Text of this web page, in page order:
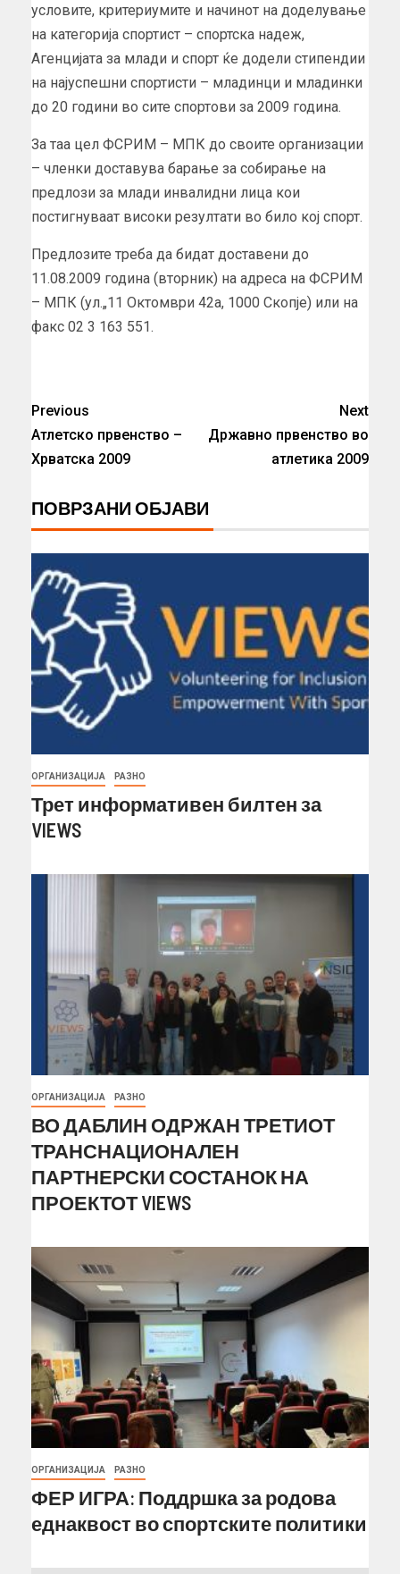
условите, критериумите и начинот на доделување
на категорија спортист – спортска надеж,
Агенцијата за млади и спорт ќе додели стипендии
на најуспешни спортисти – младинци и младинки
до 20 години во сите спортови за 2009 година.
За таа цел ФСРИМ – МПК до своите организации
– членки доставува барање за собирање на
предлози за млади инвалидни лица кои
постигнуваат високи резултати во било кој спорт.
Предлозите треба да бидат доставени до
11.08.2009 година (вторник) на адреса на ФСРИМ
– МПК (ул.„11 Октомври 42а, 1000 Скопје) или на
факс 02 3 163 551.
Previous
Атлетско првенство –
Хрватска 2009
Next
Државно првенство во
атлетика 2009
ПОВРЗАНИ ОБЈАВИ
ОРГАНИЗАЦИЈА РАЗНО
Трет информативен билтен за
VIEWS
ОРГАНИЗАЦИЈА РАЗНО
ВО ДАБЛИН ОДРЖАН ТРЕТИОТ
ТРАНСНАЦИОНАЛЕН
ПАРТНЕРСКИ СОСТАНОК НА
ПРОЕКТОТ VIEWS
ОРГАНИЗАЦИЈА РАЗНО
ФЕР ИГРА: Поддршка за родова
еднаквост во спортските политики